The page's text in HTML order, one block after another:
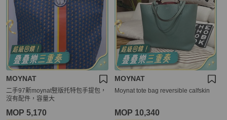
MOYNAT
二手97新moynat竪版托特包手提包，
沒有配件，容量大
MOP 5,170
MOYNAT
Moynat tote bag reversible calfskin
MOP 10,340